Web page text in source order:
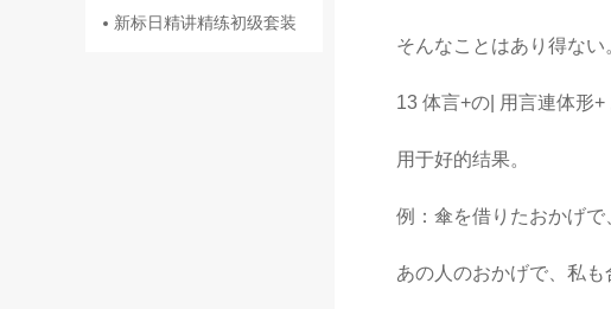
新标日精讲精练初级套装
そんなことはあり得ない
13 体言+の| 用言連体形+
用于好的结果。
例：傘を借りたおかげで、
あの人のおかげで、私も